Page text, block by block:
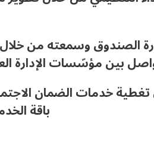
بين مؤسّسات الإدارة
خدمات الضمان
باقة